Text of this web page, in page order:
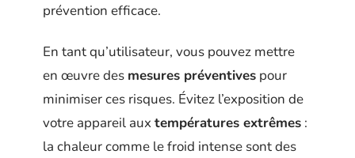
prévention efficace.
En tant qu’utilisateur, vous pouvez mettre
en œuvre des mesures préventives pour
minimiser ces risques. Évitez l’exposition de
votre appareil aux températures extrêmes :
la chaleur comme le froid intense sont des